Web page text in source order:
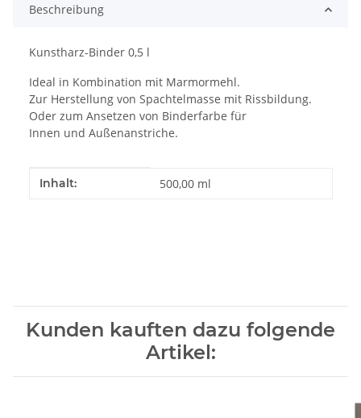
Beschreibung
Kunstharz-Binder 0,5 l
Ideal in Kombination mit Marmormehl.
Zur Herstellung von Spachtelmasse mit Rissbildung.
Oder zum Ansetzen von Binderfarbe für
Innen und Außenanstriche.
Produkteigenschaft
Wert
Inhalt: 500,00 ml
Kunden kauften dazu folgende
Artikel: